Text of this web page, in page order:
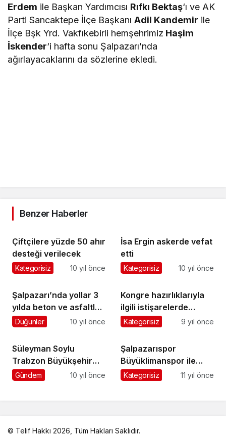
Erdem ile Başkan Yardımcısı Rıfkı Bektaş‘ı ve AK
Parti Sancaktepe İlçe BaşkanıAdil Kandemir ile
İlçe Bşk Yrd. Vakfıkebirli hemşehrimiz Haşim
İskender‘i hafta sonu Şalpazarı’nda
ağırlayacaklarını da sözlerine ekledi.
Benzer Haberler
Çiftçilere yüzde 50 ahır
desteği verilecek
Kategorisiz 10 yıl önce
İsa Ergin askerde vefat
etti
Kategorisiz 10 yıl önce
Şalpazarı’nda yollar 3
yılda beton ve asfaltla
kaplanacak
Düğünler 10 yıl önce
Kongre hazırlıklarıyla
ilgili istişarelerde
bulundular
Kategorisiz 9 yıl önce
Süleyman Soylu
Trabzon Büyükşehir
Belediyesi İftarına
Gündem 10 yıl önce
Şalpazarıspor
Büyüklimanspor ile
berabere kaldı
Kategorisiz 11 yıl önce
© Telif Hakkı 2026, Tüm Hakları Saklıdır.